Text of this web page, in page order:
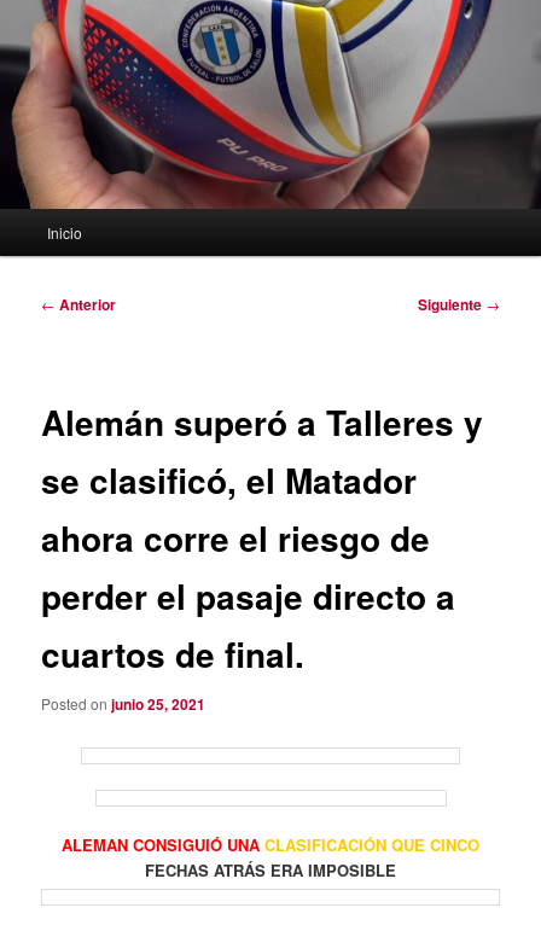
Inicio
Navegación
← Anterior Siguiente →
Alemán superó a Talleres y
se clasificó, el Matador
ahora corre el riesgo de
perder el pasaje directo a
cuartos de final.
Posted onjunio 25, 2021
ALEMAN CONSIGUIÓ UNA CLASIFICACIÓN QUE CINCO
FECHAS ATRÁS ERA IMPOSIBLE